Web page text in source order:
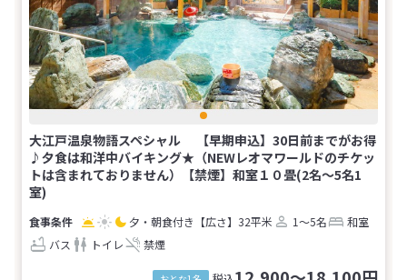
大江戸温泉物語スペシャル 【早期申込】30日前までがお得
♪夕食は和洋中バイキング★（NEWレオマワールドのチケッ
トは含まれておりません）【禁煙】和室１０畳(2名～5名1
室)
夕・朝食付き 【広さ】32平米 1～5名
和室
バス
トイレ 禁煙